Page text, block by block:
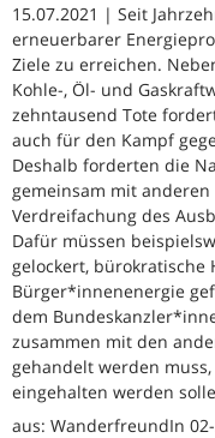
15.07.2021 | Seit
erneuerbarer
Ziele zu erreichen.
Kohle-, Öl- und
zehntausend Tote
auch für den Kampf
Deshalb forderten die
gemeinsam mit
Verdreifachung des
Dafür müssen
gelockert,
Bürger*innenenergie
dem
zusammen mit den
gehandelt werden
eingehalten werden
aus: WanderfreundIn 02-